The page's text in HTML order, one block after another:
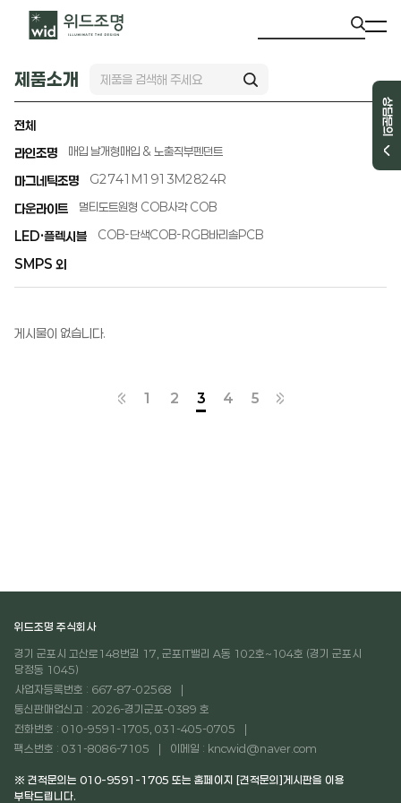
상담문의
제품소개
전체
라인조명
매입 날개형매입 & 노출직부펜던트
마그네틱조명 G2741 M1913M2824R
다운라이트 멀티도트원형 COB사각 COB
LED·플렉시블 COB-단색COB-RGB바리솔PCB
SMPS 외
게시물이 없습니다.
1 2 3 4 5
위드조명 주식회사
경기 군포시 고산로148번길 17, 군포IT밸리 A동 102호~104호 (경기 군포시
당정동 1045)
사업자등록번호 : 667-87-02568
통신판매업신고 : 2026-경기군포-0389 호
전화번호 : 010-9591-1705, 031-405-0705
팩스번호 : 031-8086-7105
이메일 : kncwid@naver.com
※ 견적문의는 010-9591-1705 또는 홈페이지 [견적문의]게시판을 이용
부탁드립니다.